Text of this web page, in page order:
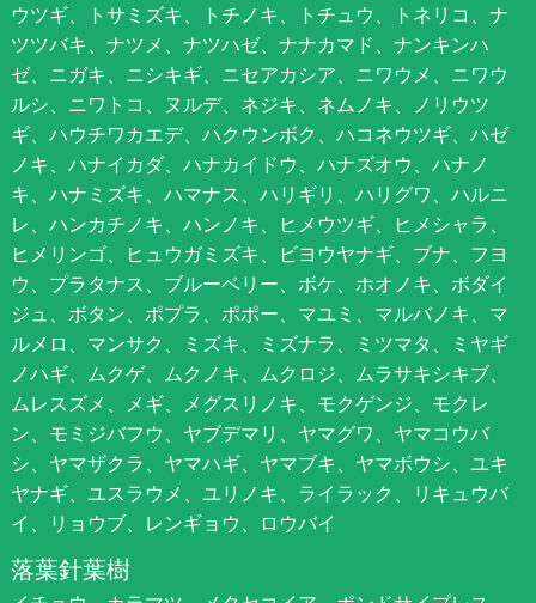
ウツギ、トサミズキ、トチノキ、トチュウ、トネリコ、ナ
ツツバキ、ナツメ、ナツハゼ、ナナカマド、ナンキンハ
ゼ、ニガキ、ニシキギ、ニセアカシア、ニワウメ、ニワウ
ルシ、ニワトコ、ヌルデ、ネジキ、ネムノキ、ノリウツ
ギ、ハウチワカエデ、ハクウンボク、ハコネウツギ、ハゼ
ノキ、ハナイカダ、ハナカイドウ、ハナズオウ、ハナノ
キ、ハナミズキ、ハマナス、ハリギリ、ハリグワ、ハルニ
レ、ハンカチノキ、ハンノキ、ヒメウツギ、ヒメシャラ、
ヒメリンゴ、ヒュウガミズキ、ビヨウヤナギ、ブナ、フヨ
ウ、プラタナス、ブルーベリー、ボケ、ホオノキ、ボダイ
ジュ、ボタン、ポプラ、ポポー、マユミ、マルバノキ、マ
ルメロ、マンサク、ミズキ、ミズナラ、ミツマタ、ミヤギ
ノハギ、ムクゲ、ムクノキ、ムクロジ、ムラサキシキブ、
ムレスズメ、メギ、メグスリノキ、モクゲンジ、モクレ
ン、モミジバフウ、ヤブデマリ、ヤマグワ、ヤマコウバ
シ、ヤマザクラ、ヤマハギ、ヤマブキ、ヤマボウシ、ユキ
ヤナギ、ユスラウメ、ユリノキ、ライラック、リキュウバ
イ、リョウブ、レンギョウ、ロウバイ
落葉針葉樹